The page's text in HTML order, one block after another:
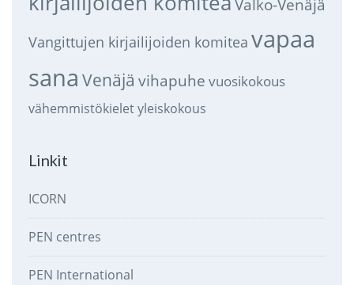
Valko-Venäjä
Vangittujen kirjailijoiden komitea vapaa
sana Venäjä vihapuhe vuosikokous
vähemmistökieletyleiskokous
Linkit
ICORN
PEN centres
PEN International